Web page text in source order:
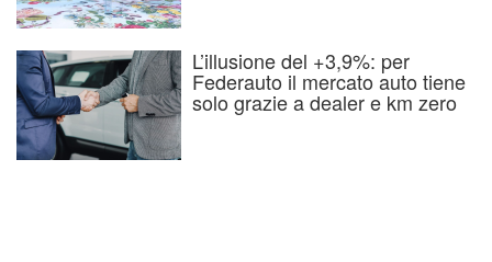
L’illusione del +3,9%: per
Federauto il mercato auto tiene
solo grazie a dealer e km zero